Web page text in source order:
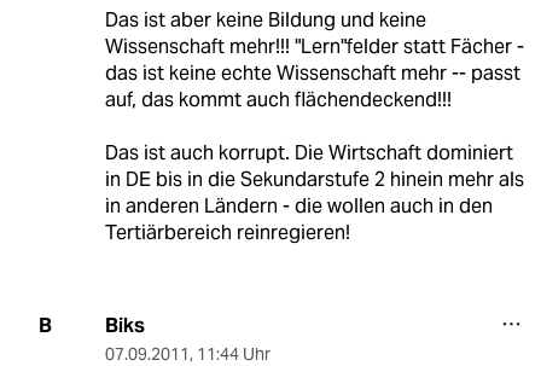
Das ist aber keine Bildung und keine
Wissenschaft mehr!!! "Lern"felder statt Fächer -
das ist keine echte Wissenschaft mehr -- passt
auf, das kommt auch flächendeckend!!!
Das ist auch korrupt. Die Wirtschaft dominiert
in DE bis in die Sekundarstufe 2 hinein mehr als
in anderen Ländern - die wollen auch in den
Tertiärbereich reinregieren!
B Biks
07.09.2011, 11:44 Uhr